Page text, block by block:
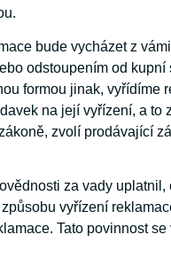
bude vycházet z
odstoupením od kupní
formou jinak, vyřídíme
na její vyřízení, a to
zvolí prodávající
za vady uplatnil,
vyřízení
Tato povinnost